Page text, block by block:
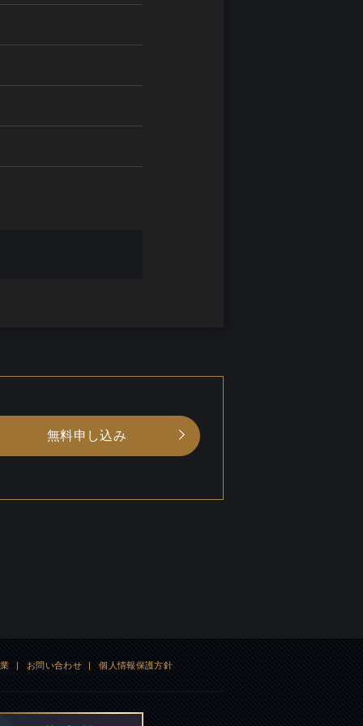
無料申し込み
| お問い合わせ | 個人情報保護方針